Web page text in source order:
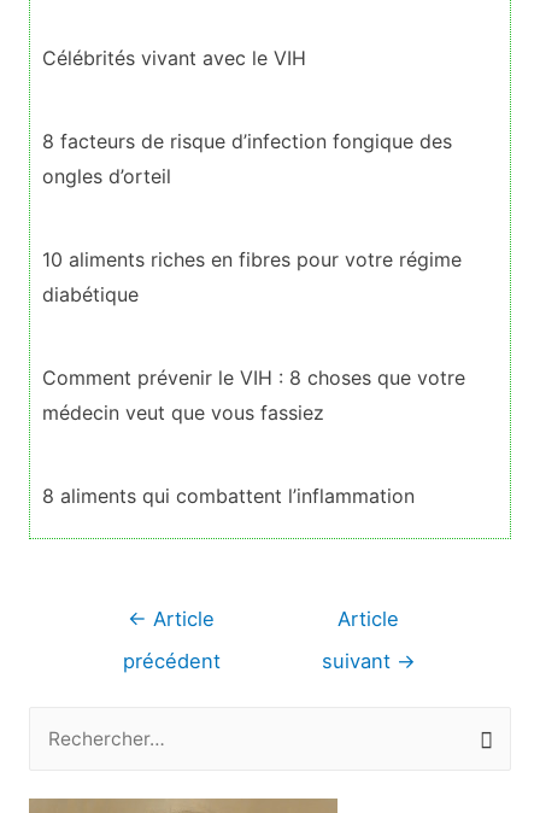
Célébrités vivant avec le VIH
8 facteurs de risque d’infection fongique des
ongles d’orteil
10 aliments riches en fibres pour votre régime
diabétique
Comment prévenir le VIH : 8 choses que votre
médecin veut que vous fassiez
8 aliments qui combattent l’inflammation
Navigation
← Article
précédent
Article
suivant →
c